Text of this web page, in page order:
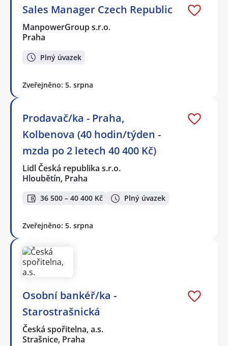
Sales Manager Czech Republic
ManpowerGroup s.r.o.
Praha
Plný úvazek
Zveřejněno: 5. srpna
Prodavač/ka - Praha,
Kolbenova (40 hodin/týden -
mzda po 2 letech 40 400 Kč)
Lidl Česká republika s.r.o.
Hloubětín, Praha
36 500 – 40 400 Kč Plný úvazek
Zveřejněno: 5. srpna
Osobní bankéř/ka -
Starostrašnická
Česká spořitelna, a.s.
Strašnice, Praha